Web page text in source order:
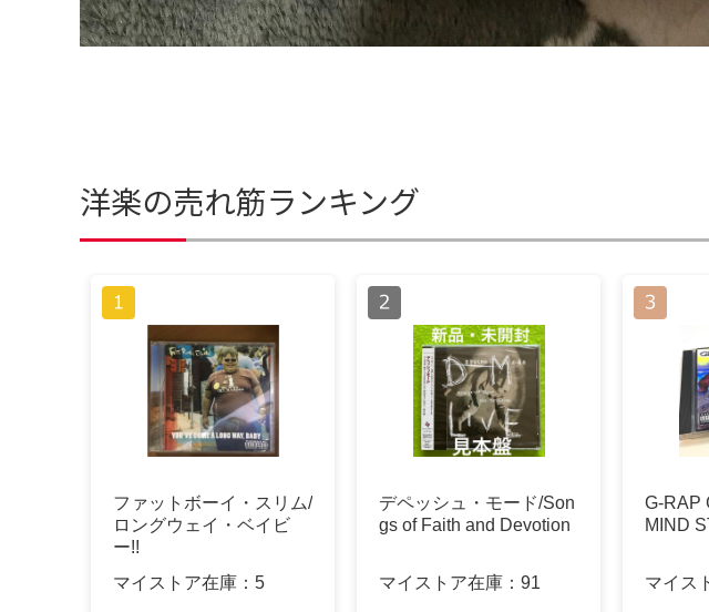
洋楽の売れ筋ランキング
ファットボーイ・スリム/
ロングウェイ・ベイビ
ー!!
マイストア在庫： 5
デペッシュ・モード/Son
gs of Faith and Devotion
マイストア在庫： 91
G-RAP
MIND
マイス